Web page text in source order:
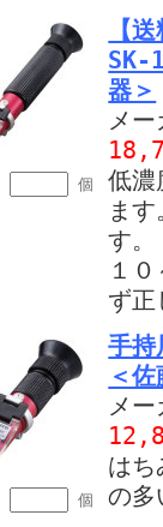
個
【
SK-
器＞
メ
低濃
ま
す。
１
ず正
個
手
＜
メ
はち
の多